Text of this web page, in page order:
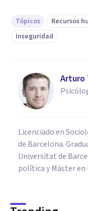
Tópicos Recursos
Inseguridad
Arturo
Licenciado en
de Barcelona.
Universitat de
política y Máster